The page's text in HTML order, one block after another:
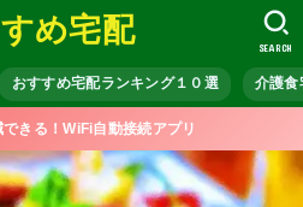
め宅配
おすすめ宅配ランキング１０選 介護食
SEARCH
きる！WiFi自動接続アプリ